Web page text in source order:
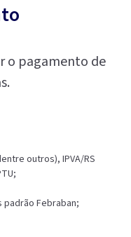
o pagamento de
outros), IPVA/RS
Febraban;